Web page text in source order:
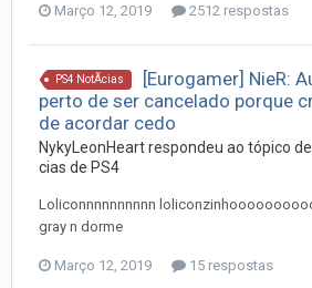
Março 12, 2019 2512 respostas
PS4 NotÃ­cias
[Eurogamer] NieR:
perto de ser cancelado porque
de acordar cedo
NykyLeonHeartrespondeu ao tópico de
cias de PS4
Loliconnnnnnnnnn
gray n dorme
Março 12, 2019 15 respostas